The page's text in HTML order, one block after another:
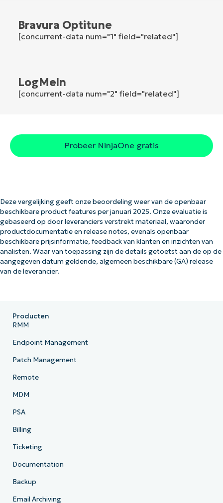
Bravura Optitune
[concurrent-data num="1" field="related"]
LogMeln
[concurrent-data num="2" field="related"]
Probeer NinjaOne gratis
Deze vergelijking geeft onze beoordeling weer van de openbaar
beschikbare product features per januari 2025. Onze evaluatie is
gebaseerd op door leveranciers verstrekt materiaal, waaronder
productdocumentatie en release notes, evenals openbaar
beschikbare prijsinformatie, feedback van klanten en inzichten van
analisten. Waar van toepassing zijn de details getoetst aan de op de
aangegeven datum geldende, algemeen beschikbare (GA) release
van de leverancier.
Producten
RMM
Endpoint Management
Patch Management
Remote
MDM
PSA
Billing
Ticketing
Documentation
Backup
Email Archiving